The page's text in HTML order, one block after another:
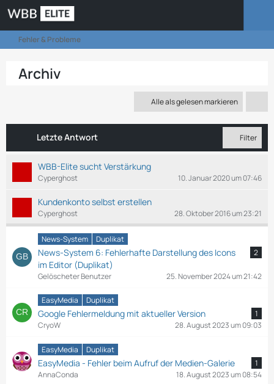
Fehler & Probleme
Archiv
Alle als gelesen markieren
Letzte Antwort Filter
WBB-Elite sucht Verstärkung
Cyperghost 10. Januar 2020 um 07:46
Kundenkonto selbst erstellen
Cyperghost 28. Oktober 2016 um 23:21
News-System Duplikat
News-System 6: Fehlerhafte Darstellung des Icons
im Editor (Duplikat)
2
Gelöscheter Benutzer 25. November 2024 um 21:42
EasyMedia Duplikat
Google Fehlermeldung mit aktueller Version
1
CryoW
28. August 2023 um 09:03
EasyMedia Duplikat
EasyMedia - Fehler beim Aufruf der Medien-Galerie
1
AnnaConda
18. August 2023 um 08:54